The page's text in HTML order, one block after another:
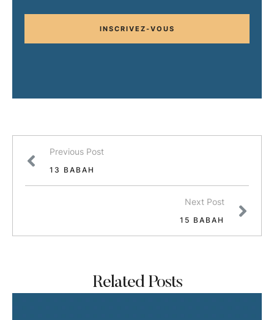
INSCRIVEZ-VOUS
Previous Post
13 BABAH
Next Post
15 BABAH
Related Posts